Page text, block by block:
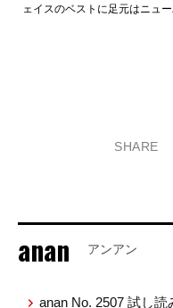
ェイスのベストに足元はニュ
SHARE
anan アンアン
anan No. 2507 試し読